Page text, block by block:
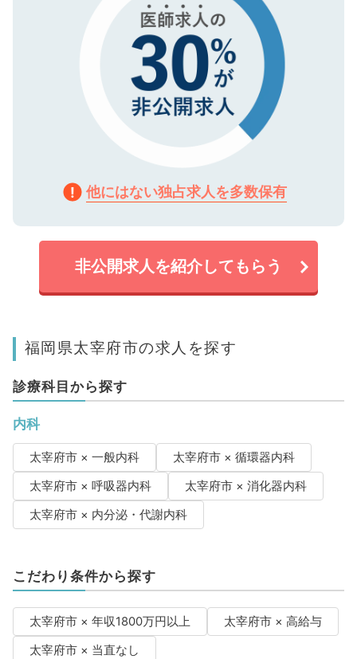
他にはない独占求人を多数保有
非公開求人を紹介してもらう
福岡県太宰府市の求人を探す
診療科目から探す
内科
太宰府市 × 一般内科
太宰府市 × 循環器内科
太宰府市 × 呼吸器内科
太宰府市 × 消化器内科
太宰府市 × 内分泌・代謝内科
こだわり条件から探す
太宰府市 × 年収1800万円以上
太宰府市 × 高給与
太宰府市 × 当直なし